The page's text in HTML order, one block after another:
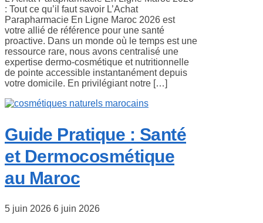
: Tout ce qu’il faut savoir L’Achat
Parapharmacie En Ligne Maroc 2026 est
votre allié de référence pour une santé
proactive. Dans un monde où le temps est une
ressource rare, nous avons centralisé une
expertise dermo-cosmétique et nutritionnelle
de pointe accessible instantanément depuis
votre domicile. En privilégiant notre […]
Guide Pratique : Santé
et Dermocosmétique
au Maroc
5 juin 2026 6 juin 2026